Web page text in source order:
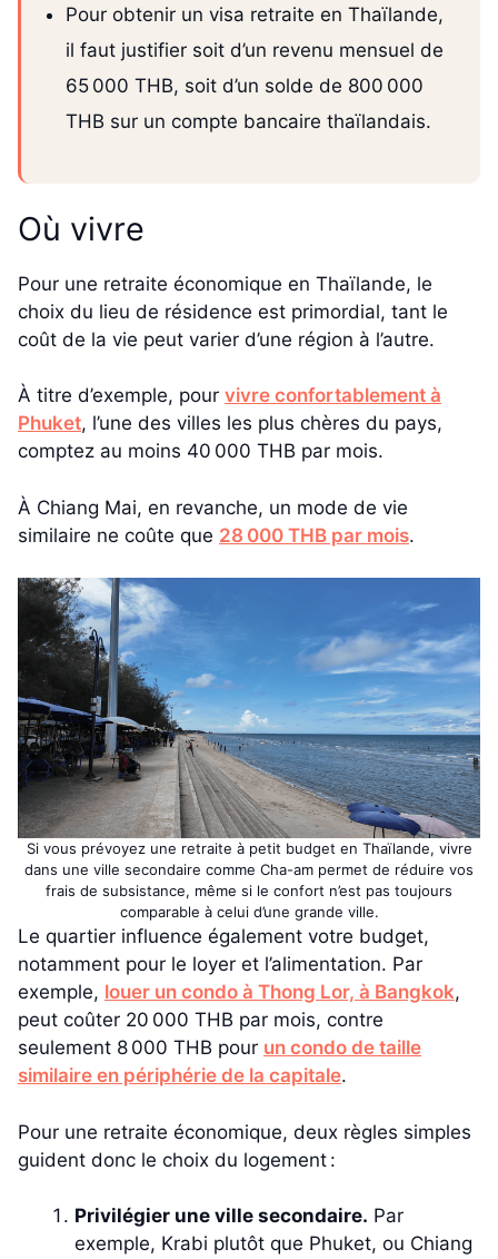
Pour obtenir un visa retraite en Thaïlande,
il faut justifier soit d’un revenu mensuel de
65 000 THB, soit d’un solde de 800 000
THB sur un compte bancaire thaïlandais.
Où vivre
Pour une retraite économique en Thaïlande, le
choix du lieu de résidence est primordial, tant le
coût de la vie peut varier d’une région à l’autre.
À titre d’exemple, pour vivre confortablement à
Phuket, l’une des villes les plus chères du pays,
comptez au moins 40 000 THB par mois.
À Chiang Mai, en revanche, un mode de vie
similaire ne coûte que 28 000 THB par mois.
Si vous prévoyez une retraite à petit budget en Thaïlande, vivre
dans une ville secondaire comme Cha-am permet de réduire vos
frais de subsistance, même si le confort n’est pas toujours
comparable à celui d’une grande ville.
Le quartier influence également votre budget,
notamment pour le loyer et l’alimentation. Par
exemple, louer un condo à Thong Lor, à Bangkok,
peut coûter 20 000 THB par mois, contre
seulement 8 000 THB pour un condo de taille
similaire en périphérie de la capitale.
Pour une retraite économique, deux règles simples
guident donc le choix du logement :
Privilégier une ville secondaire. Par
exemple, Krabi plutôt que Phuket, ou Chiang